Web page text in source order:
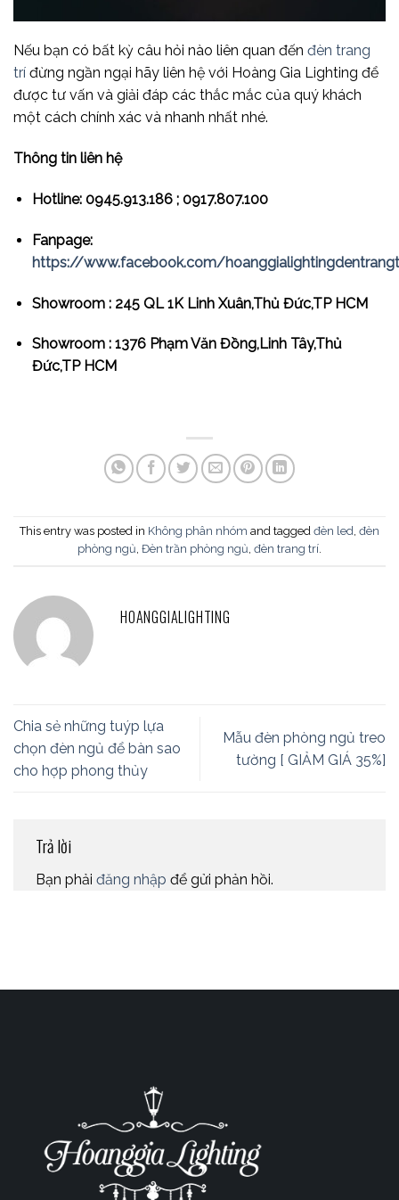
Nếu bạn có bất kỳ câu hỏi nào liên quan đến đèn trang
trí đừng ngần ngại hãy liên hệ với Hoàng Gia Lighting để
được tư vấn và giải đáp các thắc mắc của quý khách
một cách chính xác và nhanh nhất nhé.
Thông tin liên hệ
Hotline: 0945.913.186 ; 0917.807.100
Fanpage:
https://www.facebook.com/
Showroom : 245 QL 1K Linh Xuân,Thủ Đức,TP HCM
Showroom : 1376 Phạm Văn Đồng,Linh Tây,Thủ
Đức,TP HCM
This entry was posted in Không phân nhóm and tagged đèn led, đèn
phòng ngủ, Đèn trần phòng ngủ, đèn trang trí.
HOANGGIALIGHTING
Chia sẻ những tuýp lựa
chọn đèn ngủ để bàn sao
cho hợp phong thủy
Mẫu đèn phòng ngủ treo
tường [ GIẢM GIÁ 35%]
Trả lời
Bạn phải đăng nhập để gửi phản hồi.